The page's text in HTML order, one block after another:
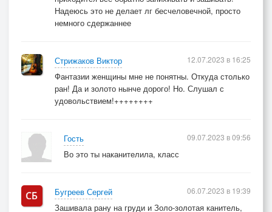
Надеюсь это не делает лг бесчеловечной, просто
немного сдержаннее
Стрижаков Виктор
Фантазии женщины мне не понятны. Откуда столько
ран! Да и золото нынче дорого! Но. Слушал с
удовольствием!++++++++
12.07.2023 в 16:25
Гость
Во это ты наканителила, класс
09.07.2023 в 09:56
Бугреев Сергей
Зашивала рану на груди и Золо-золотая канитель,
06.07.2023 в 19:39